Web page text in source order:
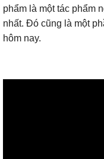
phẩm là một tác phẩm
nhất. Đó cũng là một
hôm nay.